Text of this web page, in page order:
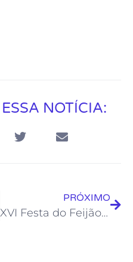
NOTÍCIA:
PRÓXIMO
XVI Festa do Feijão celebra colheita com três dias de música e cultura